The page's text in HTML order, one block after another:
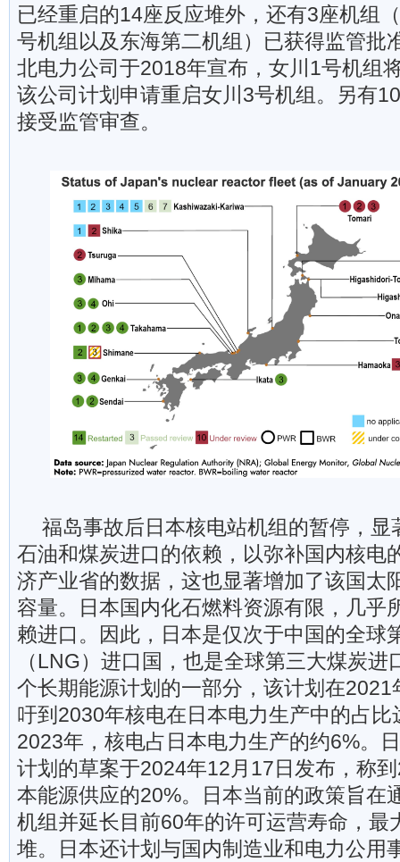
已经重启的14座反应堆外，还有3座机组
号机组以及东海第二机组）已获得监管批
北电力公司于2018年宣布，女川1号机组
该公司计划申请重启女川3号机组。另有
接受监管审查。
福岛事故后日本核电站机组的暂停，显
石油和煤炭进口的依赖，以弥补国内核电
济产业省的数据，这也显著增加了该国太
容量。日本国内化石燃料资源有限，几乎
赖进口。因此，日本是仅次于中国的全球
（LNG）进口国，也是全球第三大煤炭
个长期能源计划的一部分，该计划在
吁到2030年核电在日本电力生产中的占比
2023年，核电占日本电力生产的约6%。
计划的草案于2024年12月17日发布，称
本能源供应的20%。日本当前的政策旨在
机组并延长目前60年的许可运营寿命，最
堆。日本还计划与国内制造业和电力公用